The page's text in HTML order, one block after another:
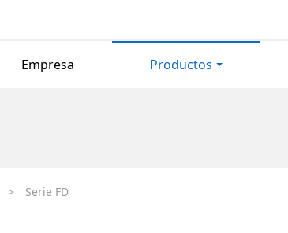
Empresa Productos
> Serie FD